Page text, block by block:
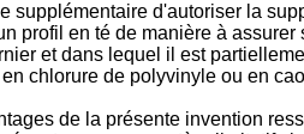
supplémentaire d'autoriser la
profil en té de manière à
et dans lequel il est
chlorure de polyvinyle ou en
de la présente invention